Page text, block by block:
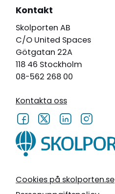
Cookies på skolporten.se
Kontakt
Skolporten AB
C/O United Spaces
Götgatan 22A
118 46 Stockholm
08-562 268 00
Kontakta oss